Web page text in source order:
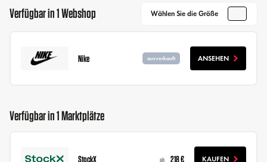
Verfügbar in 1 Webshop Wählen Sie die Größe
Nike ausverkauft ANSEHEN
Verfügbar in 1 Marktplätze
StockX ab 218 € KAUFEN